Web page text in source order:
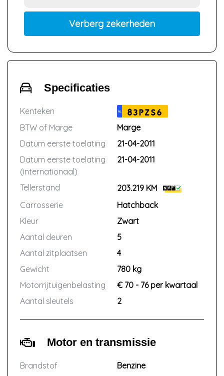
Verberg zekerheden
Specificaties
Kenteken NL
83PZS6
BTW of Marge
Marge
Datum eerste toelating
21-04-2011
Datum eerste toelating
(internationaal)
21-04-2011
Tellerstand
203.219 KM
Carrosserie
Hatchback
Kleur
Zwart
Aantal deuren
5
Aantal zitplaatsen
4
Gewicht
780 kg
Motorrijtuigenbelasting
€ 70 - 76 per kwartaal
Aantal sleutels
2
Motor en transmissie
Brandstof
Benzine